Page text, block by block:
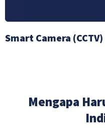
Smart Camera (CCTV)
Mengapa